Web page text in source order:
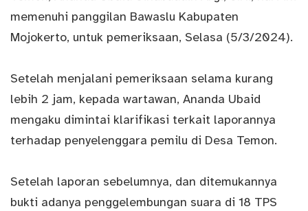
memenuhi panggilan Bawaslu Kabupaten
Mojokerto, untuk pemeriksaan, Selasa (5/3/2024).
Setelah menjalani pemeriksaan selama kurang
lebih 2 jam, kepada wartawan, Ananda Ubaid
mengaku dimintai klarifikasi terkait laporannya
terhadap penyelenggara pemilu di Desa Temon.
Setelah laporan sebelumnya, dan ditemukannya
bukti adanya penggelembungan suara di 18 TPS